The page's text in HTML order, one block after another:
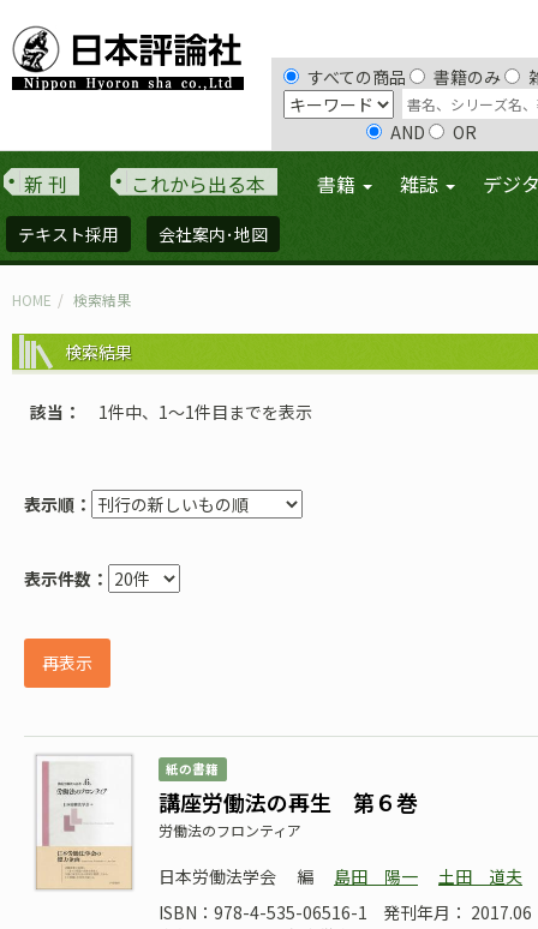
すべての商品 書籍のみ
AND OR
新 刊 これから出る本 書籍 雑誌 デジ
テキスト採用 会社案内･地図
HOME 検索結果
検索結果
該当 1件中、1〜1件目までを表示
表示順：
表示件数：
再表示
紙の書籍
講座労働法の再生 第６巻
労働法のフロンティア
日本労働法学会 編 島田 陽一
土田 道夫
ISBN：978-4-535-06516-1
発刊年月： 2017.06